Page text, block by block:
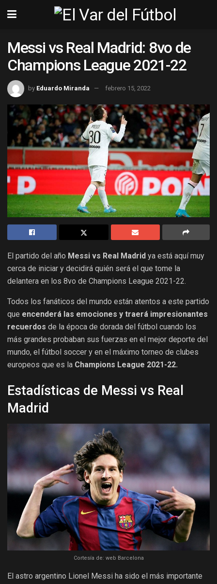
Messi vs Real Madrid: 8vo de
Champions League 2021-22
by Eduardo Miranda febrero 15, 2022
El partido del año Messi vs Real Madrid ya está aquí muy
cerca de iniciar y decidirá quién será el que tome la
delantera en los 8vo de Champions League 2021-22.
Todos los fanáticos del mundo están atentos a este partido
que encenderá las emociones y traerá impresionantes
recuerdos de la época de dorada del fútbol cuando los
más grandes probaban sus fuerzas en el mejor deporte del
mundo, el fútbol soccer y en el máximo torneo de clubes
europeos que es la Champions League 2021-22.
Estadísticas de Messi vs Real
Madrid
Cortesía de: web Barcelona
El astro argentino Lionel Messi ha sido el más importante